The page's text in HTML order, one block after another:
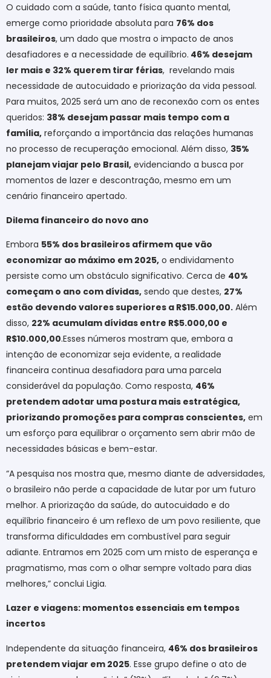
O cuidado com a saúde, tanto física quanto mental,
emerge como prioridade absoluta para 76% dos
brasileiros, um dado que mostra o impacto de anos
desafiadores e a necessidade de equilíbrio. 46% desejam
ler mais e 32% querem tirar férias, revelando mais
necessidade de autocuidado e priorização da vida pessoal.
Para muitos, 2025 será um ano de reconexão com os entes
queridos: 38% desejam passar mais tempo com a
família, reforçando a importância das relações humanas
no processo de recuperação emocional. Além disso, 35%
planejam viajar pelo Brasil, evidenciando a busca por
momentos de lazer e descontração, mesmo em um
cenário financeiro apertado.
Dilema financeiro do novo ano
Embora 55% dos brasileiros afirmem que vão
economizar ao máximo em 2025, o endividamento
persiste como um obstáculo significativo. Cerca de 40%
começam o ano com dívidas, sendo que destes, 27%
estão devendo valores superiores a R$15.000,00. Além
disso, 22% acumulam dívidas entre R$5.000,00 e
R$10.000,00.Esses números mostram que, embora a
intenção de economizar seja evidente, a realidade
financeira continua desafiadora para uma parcela
considerável da população. Como resposta, 46%
pretendem adotar uma postura mais estratégica,
priorizando promoções para compras conscientes, em
um esforço para equilibrar o orçamento sem abrir mão de
necessidades básicas e bem-estar.
“A pesquisa nos mostra que, mesmo diante de adversidades,
o brasileiro não perde a capacidade de lutar por um futuro
melhor. A priorização da saúde, do autocuidado e do
equilíbrio financeiro é um reflexo de um povo resiliente, que
transforma dificuldades em combustível para seguir
adiante. Entramos em 2025 com um misto de esperança e
pragmatismo, mas com o olhar sempre voltado para dias
melhores,” conclui Ligia.
Lazer e viagens: momentos essenciais em tempos
incertos
Independente da situação financeira, 46% dos brasileiros
pretendem viajar em 2025. Esse grupo define o ato de